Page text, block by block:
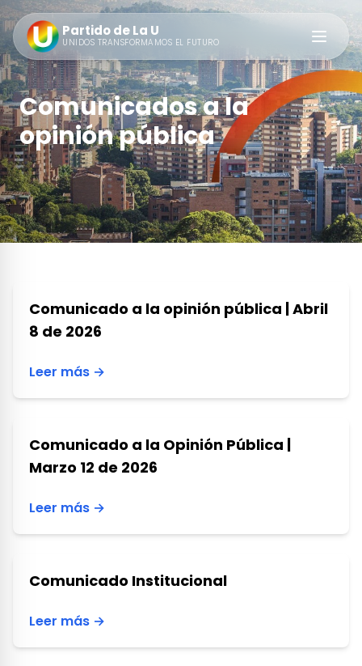
Partido de La U
UNIDOS TRANSFORMAMOS EL FUTURO Abrir
Comunicados a la
opinión pública
Comunicado a la opinión pública | Abril
8 de 2026
Leer más →
Comunicado a la Opinión Pública |
Marzo 12 de 2026
Leer más →
Comunicado Institucional
Leer más →